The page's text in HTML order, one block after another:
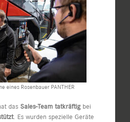
eines Rosenbauer PANTHER
das Sales-Team tatkräftig bei
. Es wurden spezielle Geräte